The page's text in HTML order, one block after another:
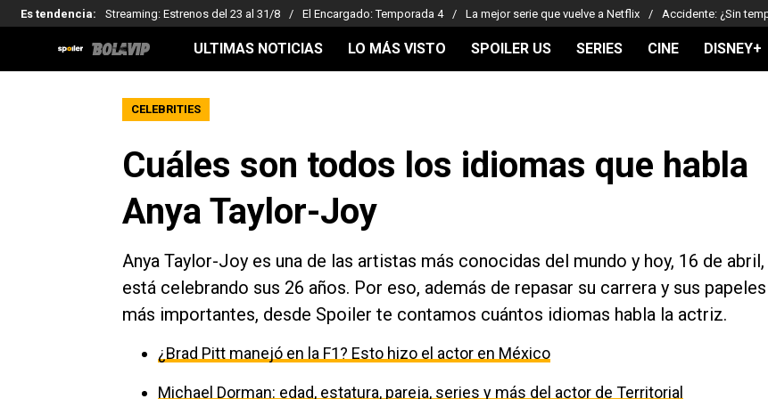
Es tendencia: Streaming: Estrenos del 23 al 31/8 El Encargado: Temporada 4 La mejor serie que vuelve a Netflix Accidente: ¿Sin
ULTIMAS NOTICIAS LO MÁS VISTO SPOILER US SERIES CINE DISNEY+
CELEBRITIES
Cuáles son todos los idiomas que habla
Anya Taylor-Joy
Anya Taylor-Joy es una de las artistas más conocidas del mundo y hoy, 16 de abril,
está celebrando sus 26 años. Por eso, además de repasar su carrera y sus papeles
más importantes, desde Spoiler te contamos cuántos idiomas habla la actriz.
¿Brad Pitt manejó en la F1? Esto hizo el actor en México
Michael Dorman: edad, estatura, pareja, series y más del actor de Territorial